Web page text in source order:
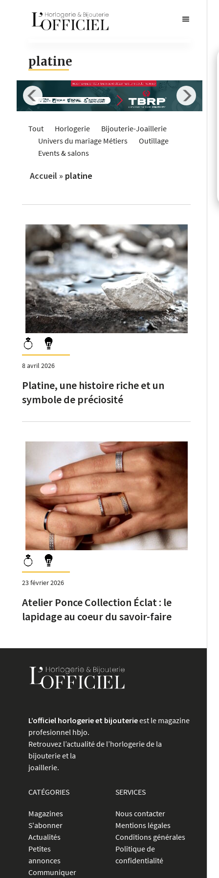
platine
Tout Horlogerie
Bijouterie-Joaillerie
Univers du mariage Métiers
Outillage
Events & salons
Accueil » platine
8 avril 2026
Platine, une histoire riche et un
symbole de préciosité
23 février 2026
Atelier Ponce Collection Éclat : le
lapidage au coeur du savoir-faire
L’officiel horlogerie et bijouterieest le magazine
profesionnel hbjo.
Retrouvez l’actualité de l’horlogerie de la
bijouterie et la
joaillerie.
CATÉGORIES
Magazines
S'abonner
Actualités
Petites
annonces
Communiquer
SERVICES
Nous contacter
Mentions légales
Conditions générales
Politique de
confidentialité